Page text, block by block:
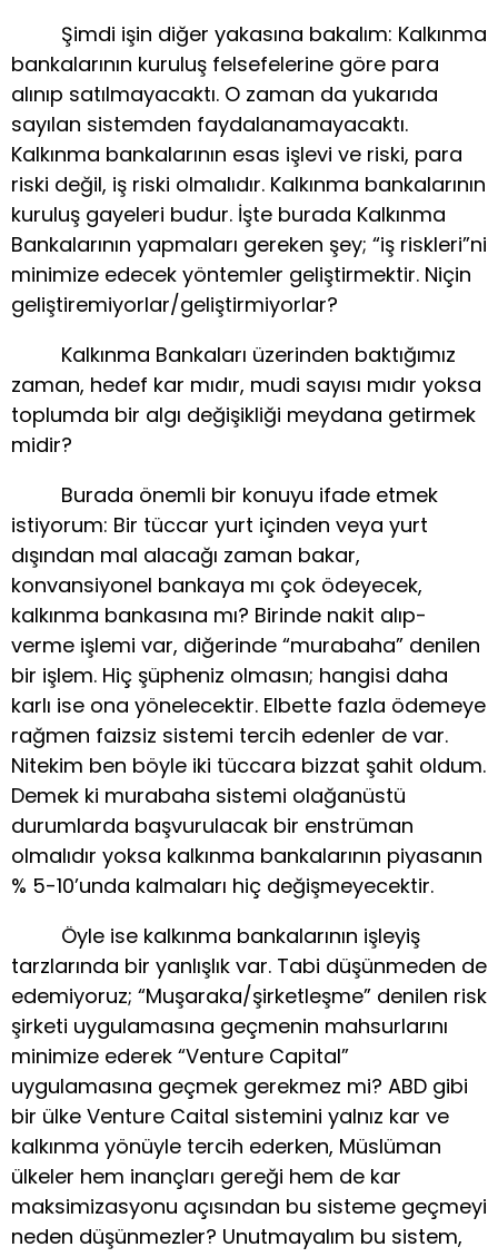
Şimdi işin diğer yakasına bakalım: Kalkınma
bankalarının kuruluş felsefelerine göre para
alınıp satılmayacaktı. O zaman da yukarıda
sayılan sistemden faydalanamayacaktı.
Kalkınma bankalarının esas işlevi ve riski, para
riski değil, iş riski olmalıdır. Kalkınma bankalarının
kuruluş gayeleri budur. İşte burada Kalkınma
Bankalarının yapmaları gereken şey; “iş riskleri”ni
minimize edecek yöntemler geliştirmektir. Niçin
geliştiremiyorlar/geliştirmiyorlar?
Kalkınma Bankaları üzerinden baktığımız
zaman, hedef kar mıdır, mudi sayısı mıdır yoksa
toplumda bir algı değişikliği meydana getirmek
midir?
Burada önemli bir konuyu ifade etmek
istiyorum: Bir tüccar yurt içinden veya yurt
dışından mal alacağı zaman bakar,
konvansiyonel bankaya mı çok ödeyecek,
kalkınma bankasına mı? Birinde nakit alıp-
verme işlemi var, diğerinde “murabaha” denilen
bir işlem. Hiç şüpheniz olmasın; hangisi daha
karlı ise ona yönelecektir. Elbette fazla ödemeye
rağmen faizsiz sistemi tercih edenler de var.
Nitekim ben böyle iki tüccara bizzat şahit oldum.
Demek ki murabaha sistemi olağanüstü
durumlarda başvurulacak bir enstrüman
olmalıdır yoksa kalkınma bankalarının piyasanın
% 5-10’unda kalmaları hiç değişmeyecektir.
Öyle ise kalkınma bankalarının işleyiş
tarzlarında bir yanlışlık var. Tabi düşünmeden de
edemiyoruz; “Muşaraka/şirketleşme” denilen risk
şirketi uygulamasına geçmenin mahsurlarını
minimize ederek “Venture Capital”
uygulamasına geçmek gerekmez mi? ABD gibi
bir ülke Venture Caital sistemini yalnız kar ve
kalkınma yönüyle tercih ederken, Müslüman
ülkeler hem inançları gereği hem de kar
maksimizasyonu açısından bu sisteme geçmeyi
neden düşünmezler? Unutmayalım bu sistem,